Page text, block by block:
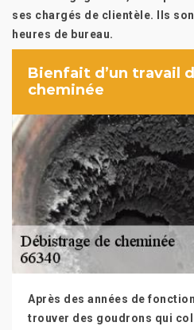
ses chargés de clientèle. Ils
heures de bureau.
Bienfait d’un travail
cheminée
Après des années de
trouver des goudrons qui